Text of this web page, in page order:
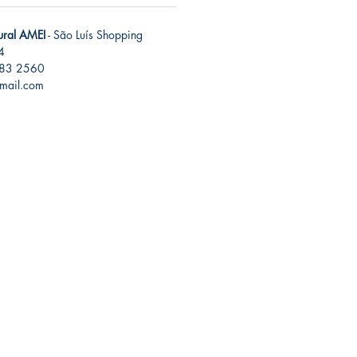
AMEI- São Luís Shopping
2560